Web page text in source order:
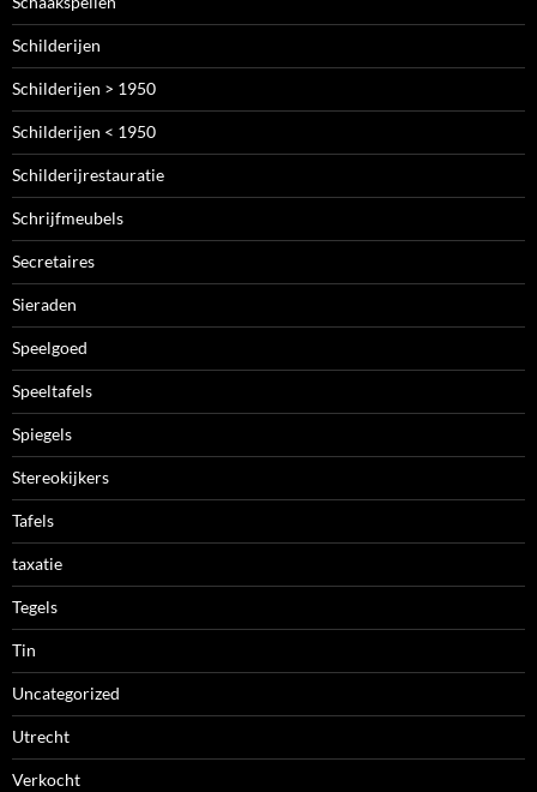
Schilderijen
Schilderijen > 1950
Schilderijen < 1950
Schilderijrestauratie
Schrijfmeubels
Secretaires
Sieraden
Speelgoed
Speeltafels
Spiegels
Stereokijkers
Tafels
taxatie
Tegels
Tin
Uncategorized
Utrecht
Verkocht